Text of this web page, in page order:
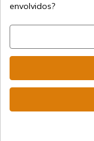
envolvidos?